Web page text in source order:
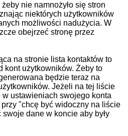
nie namnożyło się stron
niektórych użytkowników
możliwości nadużycia. W
obejrzeć stronę przez
na stronie lista kontaktów to
kont użytkowników. Żeby to
będzie teraz na
Jeżeli na tej liście
ustawieniach swojego konta
"chcę być widoczny na liście
swoje dane w koncie aby były